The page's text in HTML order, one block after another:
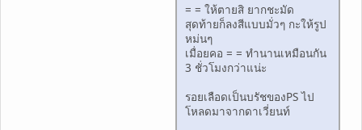
= = ให้ตายสิ ยากชะมัด
สุดท้ายก็ลงสีแบบมั่วๆ กะให้รูป
หม่นๆ
เมื่อยคอ = = ทำนานเหมือนกัน
3 ชั่วโมงกว่าแน่ะ
รอยเลือดเป็นบรัชของPS ไป
โหลดมาจากดาเวี่ยนท์